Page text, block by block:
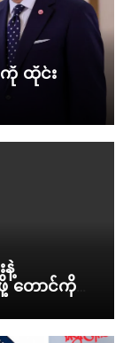
ကို ထိုင်း
နဲ့
တောင်ကိုရီး